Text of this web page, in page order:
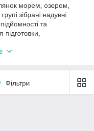
морем, озером,
зібрані надувні
та
SUP-комплект, у
вже є, можна
весло, насос,
перенесення чи
Фільтри